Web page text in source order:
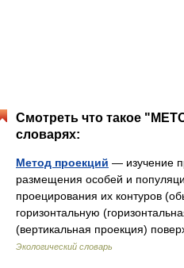
Смотреть что такое
словарях:
Метод проекций — изучение
размещения особей и
проецирования их контуров
горизонтальную
(вертикальная проекция)
Экологический словарь